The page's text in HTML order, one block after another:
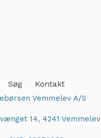
Søg Kontakt
Vemmelev A/S
14, 4241 Vemmelev